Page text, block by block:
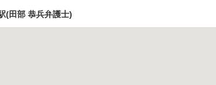
(田部 恭兵弁護士)